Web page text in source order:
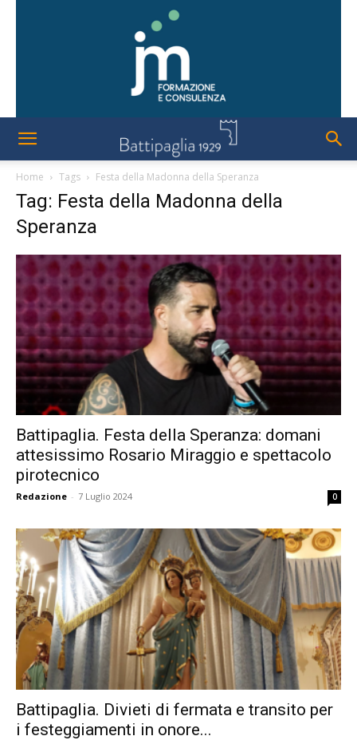
Home Tags Festa della Madonna della Speranza
Tag: Festa della Madonna della
Speranza
Battipaglia. Festa della Speranza: domani
attesissimo Rosario Miraggio e spettacolo
pirotecnico
Redazione - 7 Luglio 2024 0
Battipaglia. Divieti di fermata e transito per
i festeggiamenti in onore...